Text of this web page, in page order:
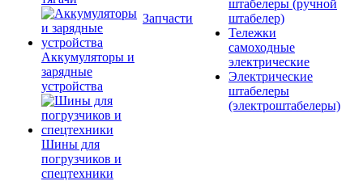
Аккумуляторы и
зарядные
устройства
Шины для
погрузчиков и
спецтехники
Запчасти
штабелеры (ручной
штабелер)
Тележки
самоходные
электрические
Электрические
штабелеры
(электроштабелеры)